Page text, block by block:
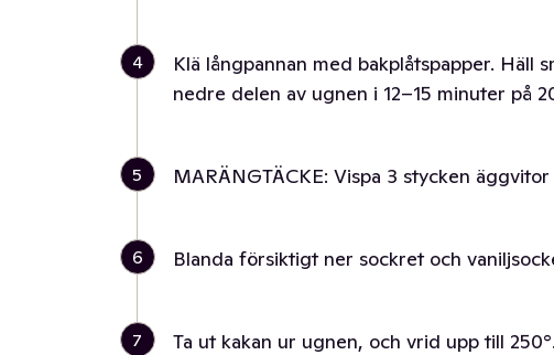
4
Klä långpannan med bakplåtspapper. Häll
nedre delen av ugnen i 12–15 minuter på
5 MARÄNGTÄCKE: Vispa 3 stycken
6 Blanda försiktigt ner sockret och
7 Ta ut kakan ur ugnen, och vrid upp till 250°.